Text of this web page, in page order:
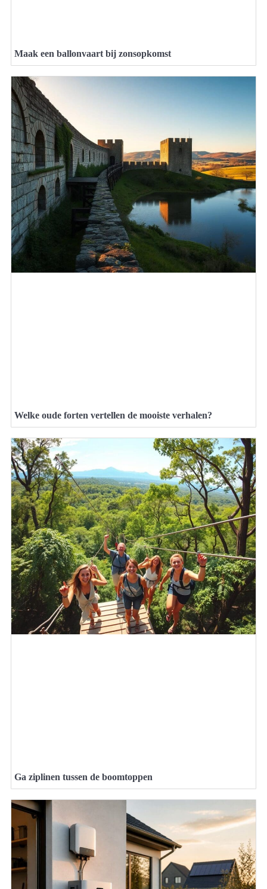
Maak een ballonvaart bij zonsopkomst
Welke oude forten vertellen de mooiste verhalen?
Ga ziplinen tussen de boomtoppen